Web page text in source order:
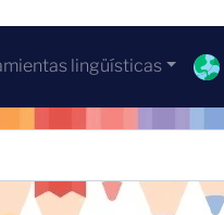
lingüísticas